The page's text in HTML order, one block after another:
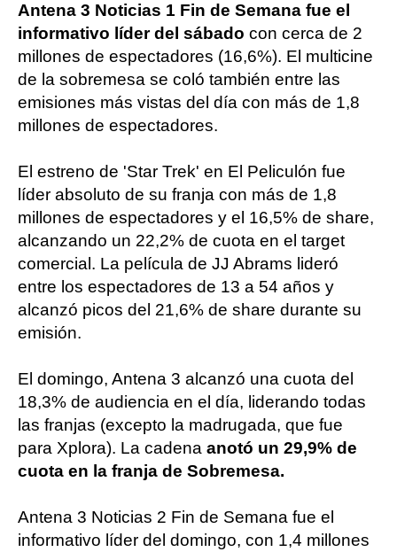
Antena 3 Noticias 1 Fin de Semana fue el
informativo líder del sábado con cerca de 2
millones de espectadores (16,6%). El multicine
de la sobremesa se coló también entre las
emisiones más vistas del día con más de 1,8
millones de espectadores.
El estreno de 'Star Trek' en El Peliculón fue
líder absoluto de su franja con más de 1,8
millones de espectadores y el 16,5% de share,
alcanzando un 22,2% de cuota en el target
comercial. La película de JJ Abrams lideró
entre los espectadores de 13 a 54 años y
alcanzó picos del 21,6% de share durante su
emisión.
El domingo, Antena 3 alcanzó una cuota del
18,3% de audiencia en el día, liderando todas
las franjas (excepto la madrugada, que fue
para Xplora). La cadena anotó un 29,9% de
cuota en la franja de Sobremesa.
Antena 3 Noticias 2 Fin de Semana fue el
informativo líder del domingo, con 1,4 millones